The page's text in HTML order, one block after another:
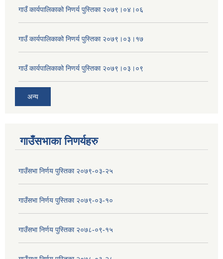
गाउँ कार्यपालिकाको निणर्य पुस्तिका २०७९।०४।०६
गाउँ कार्यपालिकाको निणर्य पुस्तिका २०७९।०३।१७
गाउँ कार्यपालिकाको निणर्य पुस्तिका २०७९।०३।०९
अन्य
गाउँसभाका निणर्यहरु
गाउँसभा निर्णय पुस्तिका २०७९-०३-२५
गाउँसभा निर्णय पुस्तिका २०७९-०३-१०
गाउँसभा निर्णय पुस्तिका २०७८-०९-१५